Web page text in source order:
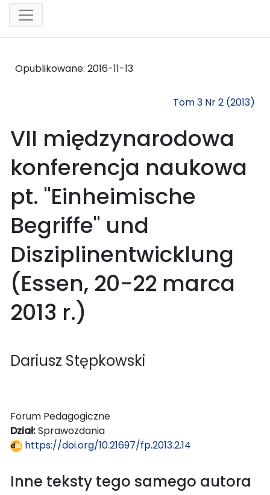
Opublikowane: 2016-11-13
Tom 3 Nr 2 (2013)
VII międzynarodowa
konferencja naukowa
pt. "Einheimische
Begriffe" und
Disziplinentwicklung
(Essen, 20-22 marca
2013 r.)
Dariusz Stępkowski
Forum Pedagogiczne
Dział:Sprawozdania
https://doi.org/10.21697/fp.2013.2.14
Inne teksty tego samego autora